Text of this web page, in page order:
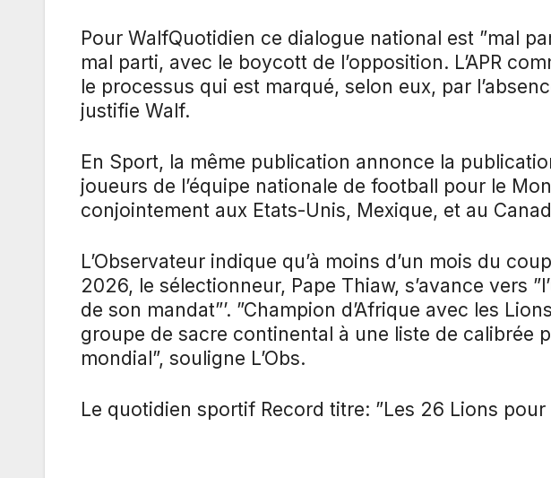
Pour WalfQuotidien ce dialogue national est ”mal
mal parti, avec le boycott de l’opposition. L’APR
le processus qui est marqué, selon eux, par
justifie Walf.
En Sport, la même publication annonce la
joueurs de l’équipe nationale de football pour le
conjointement aux Etats-Unis, Mexique, et au
L’Observateur indique qu’à moins d’un mois du
2026, le sélectionneur, Pape Thiaw, s’avance vers
de son mandat”’. ”Champion d’Afrique avec les
groupe de sacre continental à une liste de calibrée
mondial”, souligne L’Obs.
Le quotidien sportif Record titre: ”Les 26 Lions pour